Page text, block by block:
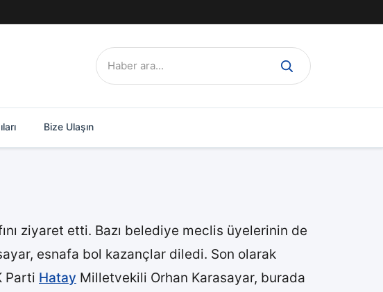
Ara:
Bize Ulaşın
ziyaret etti. Bazı belediye meclis üyelerinin de
esnafa bol kazançlar diledi. Son olarak
Parti Hatay Milletvekili Orhan Karasayar, burada